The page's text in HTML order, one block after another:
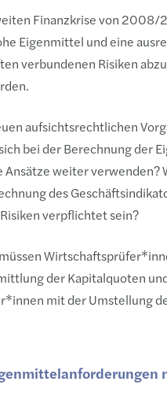
Finanzkrise von
Eigenmittel und eine
verbundenen Risiken
aufsichtsrechtlichen
bei der Berechnung der
Ansätze weiter
des
verpflichtet sein?
der Kapitalquoten
mit der Umstellung